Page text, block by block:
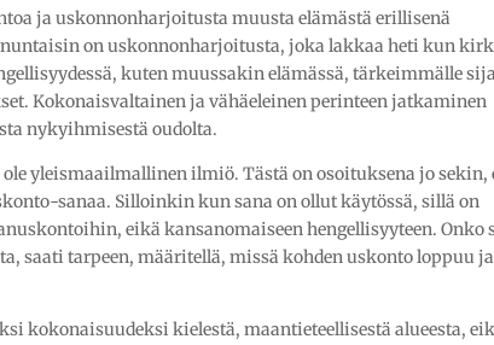
ja uskonnonharjoitusta muusta elämästä erillisenä
on uskonnonharjoitusta, joka lakkaa heti kun
kuten muussakin elämässä, tärkeimmälle
Kokonaisvaltainen ja vähäeleinen perinteen jatkaminen
nykyihmisestä oudolta.
yleismaailmallinen ilmiö. Tästä on osoituksena jo sekin,
sanaa. Silloinkin kun sana on ollut käytössä, sillä on
eikä kansanomaiseen hengellisyyteen. Onko
saati tarpeen, määritellä, missä kohden uskonto loppuu ja
kokonaisuudeksi kielestä, maantieteellisestä alueesta,